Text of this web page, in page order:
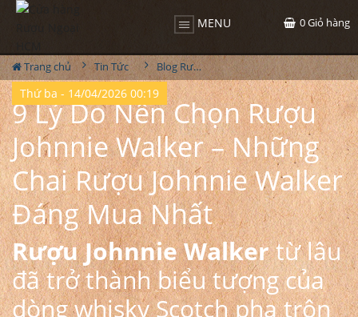
MENU 0Giỏ hàng
Trang chủ Tin Tức Blog Rượu
9 Lý Do Nên Chọn Rượu
Johnnie Walker – Những
Chai Rượu Johnnie Walker
Đáng Mua Nhất
Thứ ba - 14/04/2026 00:19
Rượu Johnnie Walkertừ lâu
đã trở thành biểu tượng của
dòng whisky Scotch pha trộn